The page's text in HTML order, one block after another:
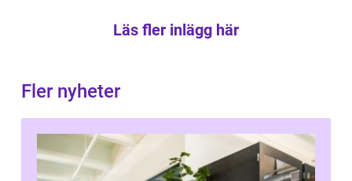
Läs fler inlägg här
Fler nyheter